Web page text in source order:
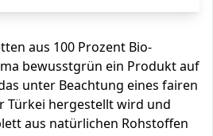
aus 100 Prozent Bio-
bewusstgrün ein Produkt auf
unter Beachtung eines fairen
Türkei hergestellt wird und
aus natürlichen Rohstoffen